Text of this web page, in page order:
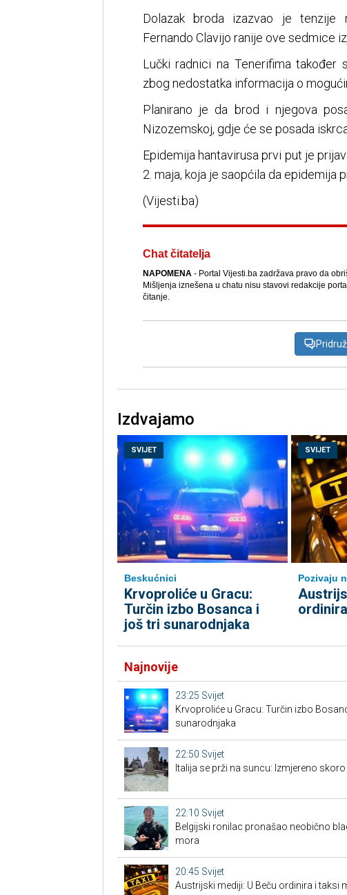
Dolazak broda izazvao je tenzije
Fernando Clavijo ranije ove sedmice
Lučki radnici na Tenerifima također
zbog nedostatka informacija o
Planirano je da brod i njegova
Nizozemskoj, gdje će se posada
Epidemija hantavirusa prvi put je
2. maja, koja je saopćila da epidemija
(Vijesti.ba)
Chat čitatelja
NAPOMENA - Portal Vijesti.ba zadržava pravo da
Mišljenja iznešena u chatu nisu stavovi redakcije
čitanje.
Izdvajamo
SVIJET
Beskućnici
Krvoproliće u Gracu:
Turčin izbo Bosanca i
još tri sunarodnjaka
SVIJET
Pozivaju
Najnovije
23:25 Svijet
Krvoproliće u Gracu: Turčin izbo
sunarodnjaka
22:50 Svijet
Italija se prži na suncu: Izmjereno
22:10 Svijet
Belgijski ronilac pronašao neobično
mora
20:45 Svijet
Austrijski mediji: U Beču ordinira i taksi